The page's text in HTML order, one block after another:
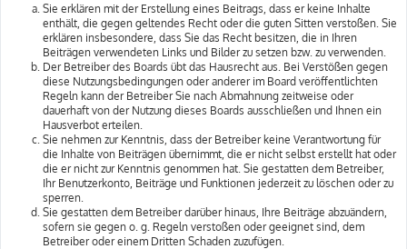
Sie erklären mit der Erstellung eines Beitrags, dass er keine Inhalte
enthält, die gegen geltendes Recht oder die guten Sitten verstoßen. Sie
erklären insbesondere, dass Sie das Recht besitzen, die in Ihren
Beiträgen verwendeten Links und Bilder zu setzen bzw. zu verwenden.
Der Betreiber des Boards übt das Hausrecht aus. Bei Verstößen gegen
diese Nutzungsbedingungen oder anderer im Board veröffentlichten
Regeln kann der Betreiber Sie nach Abmahnung zeitweise oder
dauerhaft von der Nutzung dieses Boards ausschließen und Ihnen ein
Hausverbot erteilen.
Sie nehmen zur Kenntnis, dass der Betreiber keine Verantwortung für
die Inhalte von Beiträgen übernimmt, die er nicht selbst erstellt hat oder
die er nicht zur Kenntnis genommen hat. Sie gestatten dem Betreiber,
Ihr Benutzerkonto, Beiträge und Funktionen jederzeit zu löschen oder zu
sperren.
Sie gestatten dem Betreiber darüber hinaus, Ihre Beiträge abzuändern,
sofern sie gegen o. g. Regeln verstoßen oder geeignet sind, dem
Betreiber oder einem Dritten Schaden zuzufügen.